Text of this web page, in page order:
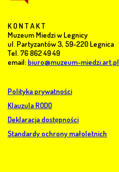
K O N T A K T
Muzeum Miedzi w Legnicy
ul. Partyzantów 3, 59-220 Legnica
Tel. 76 862 49 49
email: biuro@muzeum-miedzi.art.pl
Polityka prywatności
Klauzula RODO
Deklaracja dostępności
Standardy ochrony małoletnich